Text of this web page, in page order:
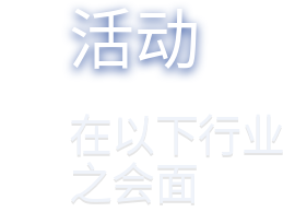
活动
在以下行
之会面